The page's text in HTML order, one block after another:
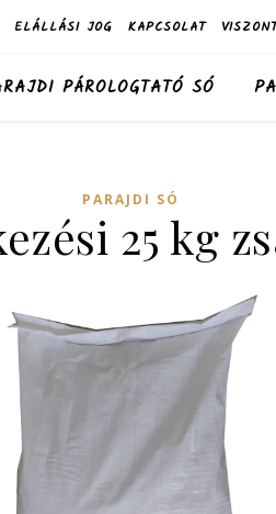
ELÁLLÁSI JOG KAPCSOLAT
PÁROLOGTATÓ SÓ
PARAJDI SÓ
25 kg